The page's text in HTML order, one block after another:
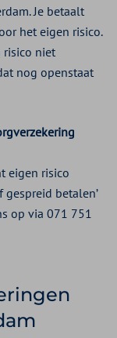
Je betaalt
het eigen risico.
risico niet
nog openstaat
eigen risico
betalen’
op via 071 751